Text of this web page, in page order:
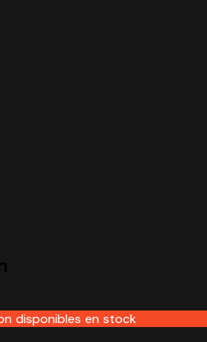
disponibles en stock